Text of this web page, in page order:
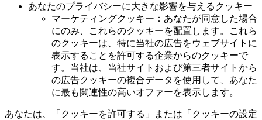
あなたのプライバシーに大きな影響を与えるクッキー
マーケティングクッキー：あなたが同意した場合
にのみ、これらのクッキーを配置します。これら
のクッキーは、特に当社の広告をウェブサイトに
表示することを許可する企業からのクッキーで
す。当社は、当社サイトおよび第三者サイトから
の広告クッキーの複合データを使用して、あなた
に最も関連性の高いオファーを表示します。
あなたは、「クッキーを許可する」または「クッキーの設定